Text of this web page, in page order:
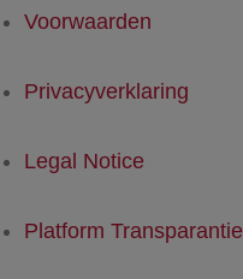
Voorwaarden
Privacyverklaring
Legal Notice
Platform Transparantie